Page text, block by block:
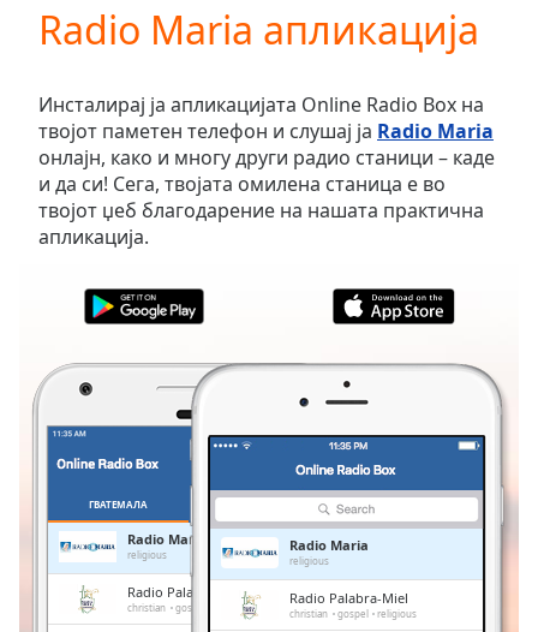
Video
Skip
Backward
Skip
Forward
Mute
Current
Time0:00
Duration-:-
Stream
Type
LIVE
Seek to
currently
Remaining
Radio Maria апликација
Инсталирај ја апликацијата Online Radio Box на
твојот паметен телефон и слушај ја Radio Maria
онлајн, како и многу други радио станици – каде
и да си! Сега, твојата омилена станица е во
твојот џеб благодарение на нашата практична
апликација.
ГВАТЕМАЛА
Radio Maria
religious
Radio Palabra-Miel
christian gospel religious
Radio Maria
religious
Radio Palabra-Miel
christian gospel religious